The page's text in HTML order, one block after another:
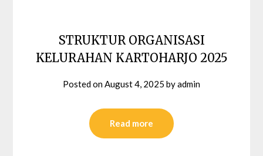
STRUKTUR ORGANISASI
KELURAHAN KARTOHARJO 2025
Posted onAugust 4, 2025 byadmin
Read more